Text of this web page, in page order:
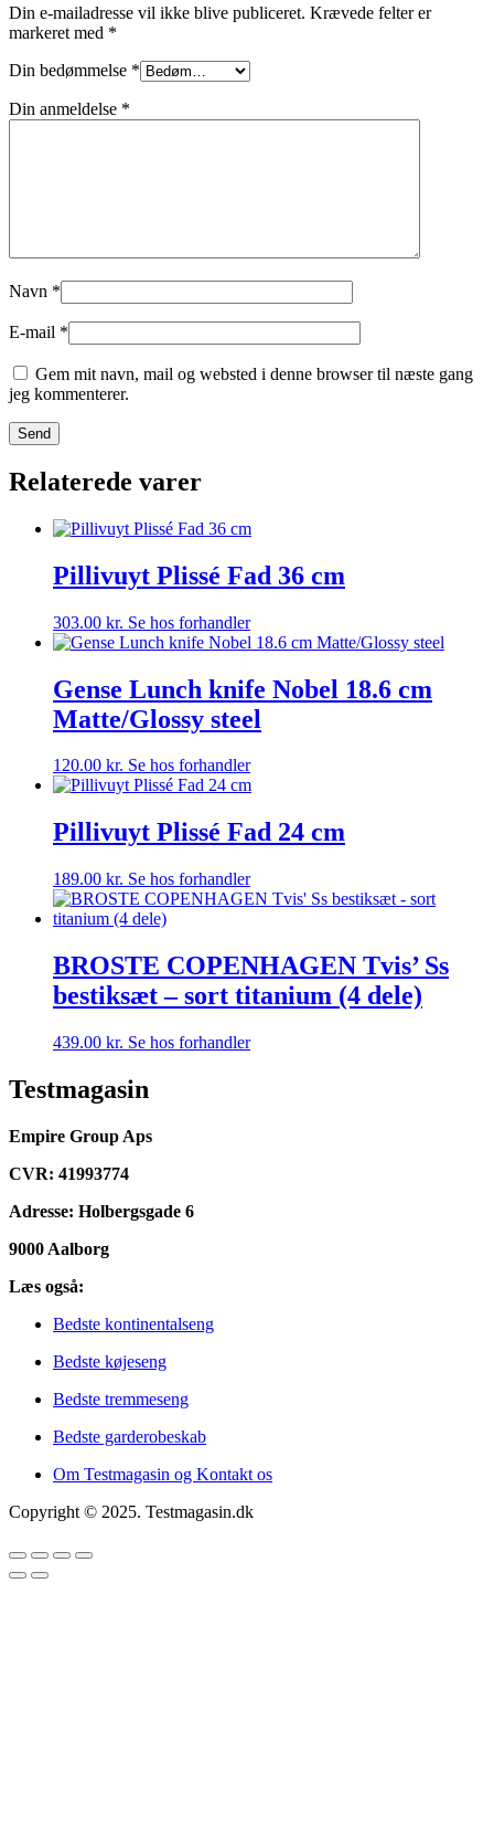
Din e-mailadresse vil ikke blive publiceret. Krævede felter er
markeret med *
Din bedømmelse *
Din anmeldelse *
Navn *
E-mail *
Gem mit navn, mail og websted i denne browser til næste gang
jeg kommenterer.
Relaterede varer
Pillivuyt Plissé Fad 36 cm
303.00 kr. Se hos forhandler
Gense Lunch knife Nobel 18.6 cm
Matte/Glossy steel
120.00 kr. Se hos forhandler
Pillivuyt Plissé Fad 24 cm
189.00 kr. Se hos forhandler
BROSTE COPENHAGEN Tvis’ Ss
bestiksæt – sort titanium (4 dele)
439.00 kr. Se hos forhandler
Testmagasin
Empire Group Aps
CVR: 41993774
Adresse: Holbergsgade 6
9000 Aalborg
Læs også:
Bedste kontinentalseng
Bedste køjeseng
Bedste tremmeseng
Bedste garderobeskab
Om Testmagasin og Kontakt os
Copyright © 2025. Testmagasin.dk